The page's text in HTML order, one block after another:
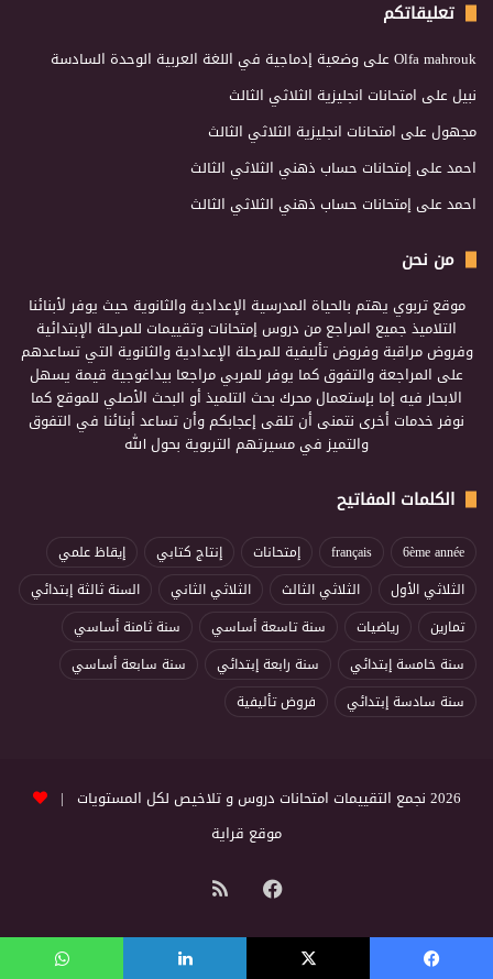
تعليقاتكم
Olfa mahroukعلى وضعية إدماجية في اللغة العربية الوحدة السادسة
نبيلعلى امتحانات انجليزية الثلاثي الثالث
مجهولعلى امتحانات انجليزية الثلاثي الثالث
احمدعلى إمتحانات حساب ذهني الثلاثي الثالث
احمدعلى إمتحانات حساب ذهني الثلاثي الثالث
من نحن
موقع تربوي يهتم بالحياة المدرسية الإعدادية والثانوية حيث يوفر لأبنائنا
التلاميذ جميع المراجع من دروس إمتحانات وتقييمات للمرحلة الإبتدائية
وفروض مراقبة وفروض تأليفية للمرحلة الإعدادية والثانوية التي تساعدهم
على المراجعة والتفوق كما يوفر للمربي مراجعا بيداغوجية قيمة يسهل
الابحار فيه إما بإستعمال محرك بحث التلميذ أو البحث الأصلي للموقع كما
نوفر خدمات أخرى نتمنى أن تلقى إعجابكم وأن تساعد أبنائنا في التفوق
والتميز في مسيرتهم التربوية بحول الله
الكلمات المفاتيح
6ème année
français إمتحانات إنتاج كتابي
إيقاظ علمي
الثلاثي الأول
الثلاثي الثالث الثلاثي الثاني
السنة ثالثة إبتدائي
تمارين
رياضيات سنة تاسعة أساسي
سنة ثامنة أساسي
سنة خامسة إبتدائي
سنة رابعة إبتدائي
سنة سابعة أساسي
سنة سادسة إبتدائي
فروض تأليفية
2026 نجمع التقييمات امتحانات دروس و تلاخيص لكل المستويات |
موقع قراية
فيسبوك
الموقع